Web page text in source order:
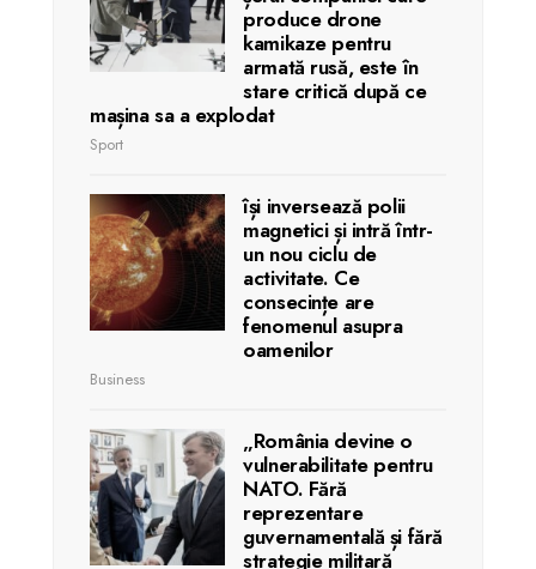
produce drone
kamikaze pentru
armată rusă, este în
stare critică după ce
mașina sa a explodat
Sport
își inversează polii
magnetici și intră într-
un nou ciclu de
activitate. Ce
consecințe are
fenomenul asupra
oamenilor
Business
„România devine o
vulnerabilitate pentru
NATO. Fără
reprezentare
guvernamentală și fără
strategie militară